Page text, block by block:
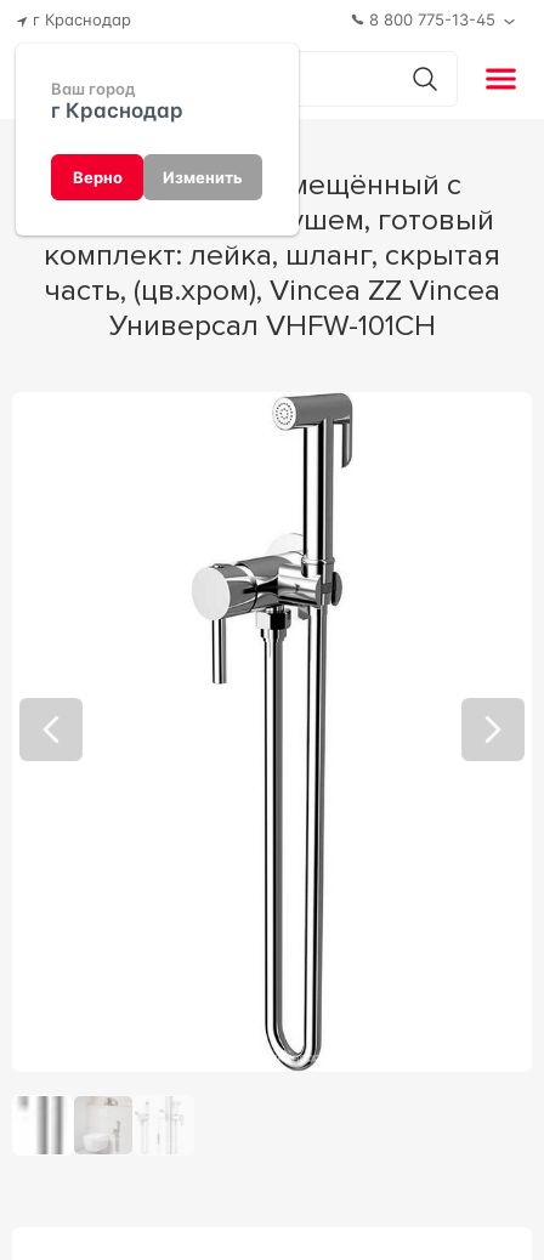
г Краснодар
Ваш город
г Краснодар
Верно Изменить
8 800 775-13-45
Смеситель совмещённый с
гигиеническим душем, готовый
комплект: лейка, шланг, скрытая
часть, (цв.хром), Vincea ZZ Vincea
Универсал VHFW-101CH